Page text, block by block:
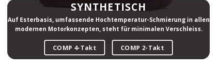
SYNTHETISCH
Auf Esterbasis, umfassende Hochtemperatur-Schmierung in allen
modernen Motorkonzepten, steht für minimalen Verschleiss.
COMP 4-Takt COMP 2-Takt